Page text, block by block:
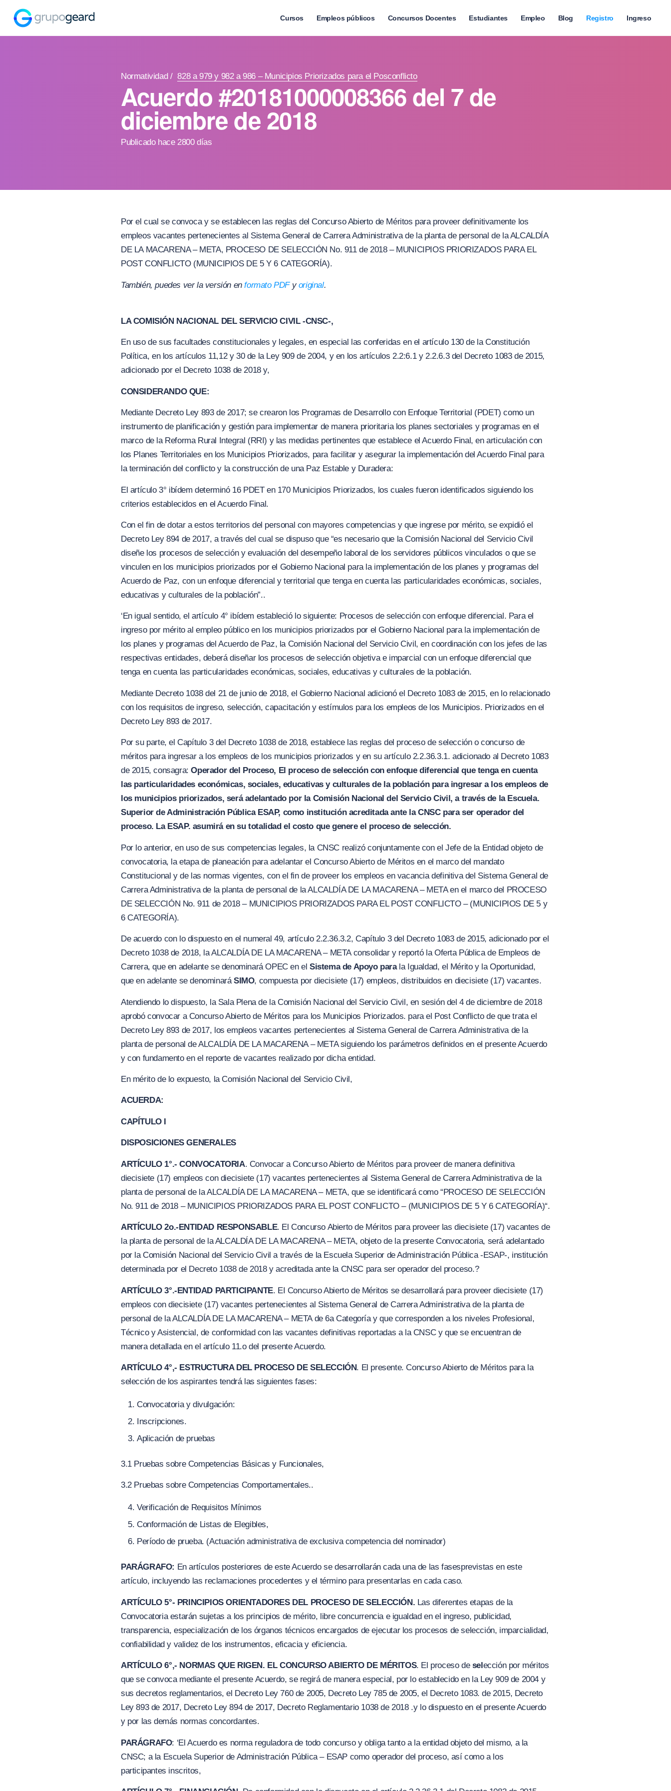
Cursos Empleos públicos Concursos Docentes Estudiantes Empleo Blog Registro Ingreso
Normatividad / 828 a 979 y 982 a 986 – Municipios Priorizados para el Posconflicto
Acuerdo #20181000008366 del 7 de
diciembre de 2018
Publicado hace 2800 días
Por el cual se convoca y se establecen las reglas del Concurso Abierto de Méritos para proveer definitivamente los
empleos vacantes pertenecientes al Sistema General de Carrera Administrativa de la planta de personal de la ALCALDÍA
DE LA MACARENA – META, PROCESO DE SELECCIÓN No. 911 de 2018 – MUNICIPIOS PRIORIZADOS PARA EL
POST CONFLICTO (MUNICIPIOS DE 5 Y 6 CATEGORÍA).
También, puedes ver la versión enformato PDFyoriginal.
LA COMISIÓN NACIONAL DEL SERVICIO CIVIL -CNSC-,
En uso de sus facultades constitucionales y legales, en especial las conferidas en el artículo 130 de la Constitución
Política, en los artículos 11,12 y 30 de la Ley 909 de 2004, y en los artículos 2.2:6.1 y 2.2.6.3 del Decreto 1083 de 2015,
adicionado por el Decreto 1038 de 2018 y,
CONSIDERANDO QUE:
Mediante Decreto Ley 893 de 2017; se crearon los Programas de Desarrollo con Enfoque Territorial (PDET) como un
instrumento de planificación y gestión para implementar de manera prioritaria los planes sectoriales y programas en el
marco de la Reforma Rural Integral (RRI) y las medidas pertinentes que establece el Acuerdo Final, en articulación con
los Planes Territoriales en los Municipios Priorizados, para facilitar y asegurar la implementación del Acuerdo Final para
la terminación del conflicto y la construcción de una Paz Estable y Duradera:
El artículo 3° ibídem determinó 16 PDET en 170 Municipios Priorizados, los cuales fueron identificados siguiendo los
criterios establecidos en el Acuerdo Final.
Con el fin de dotar a estos territorios del personal con mayores competencias y que ingrese por mérito, se expidió el
Decreto Ley 894 de 2017, a través del cual se dispuso que “es necesario que la Comisión Nacional del Servicio Civil
diseñe los procesos de selección y evaluación del desempeño laboral de los servidores públicos vinculados o quese
vinculen en los municipios priorizados por el Gobierno Nacional para la implementación de los planes y programas del
Acuerdo de Paz, con un enfoque diferencial y territorial que tenga en cuenta las particularidades económicas, sociales,
educativas y culturales de la población”..
‘En igual sentido, el artículo 4° ibídem estableció lo siguiente: Procesos de selección con enfoque diferencial. Para el
ingreso por mérito al empleo público en los municipios priorizados por el Gobierno Nacional para la implementación de
los planes y programas del Acuerdo de Paz, la Comisión Nacional del Servicio Civil, en coordinación con los jefes de las
respectivas entidades, deberá diseñar los procesos de selección objetiva e imparcial con un enfoque diferencial que
tenga en cuenta las particularidades económicas, sociales, educativas y culturales de la población.
Mediante Decreto 1038 del 21 de junio de 2018, el Gobierno Nacional adicionó el Decreto 1083 de 2015, en lo relacionado
con los requisitos de ingreso, selección, capacitación y estímulos para los empleos de los Municipios. Priorizados en el
Decreto Ley 893 de 2017.
Por su parte, el Capítulo 3 del Decreto 1038 de 2018, establece las reglas del proceso de selección o concurso de
méritos para ingresar a los empleos de los municipios priorizados y en su artículo 2.2.36.3.1. adicionado al Decreto 1083
de 2015, consagra:Operador del Proceso, El proceso de sel ección con enfoque diferencial que tenga en cuenta
las particularidades económicas, sociales, educativasy culturales de la población para ingresar a los empleos de
los municipios priorizados, será adelantado por la Comisión Nacional del Servicio Civil, a través de la Escuela.
Superior de Administración Pública ESAP, como institución acreditada ante la CNSC para ser operador del
proceso. La ESAP. asumirá en su totalidad el costo que genere el proceso de selección.
Por lo anterior, en uso de sus competencias legales, la CNSC realizó conjuntamente con el Jefe de la Entidad objeto de
convocatoria, la etapa de planeación para adelantar el ConcursoAbierto de Méritos en el marco del mandato
Constitucional y de las normas vigentes, con el fin de proveer los empleos en vacancia definitiva del Sistema General de
Carrera Administrativa de la planta de personal de la ALCALDÍA DE LA MACARENA – META en el marco del PROCESO
DE SELECCIÓN No. 911 de 2018 – MUNICIPIOS PRIORIZADOS PARA EL POST CONFLICTO – (MUNICIPIOS DE 5 y
6CATEGORÍA).
De acuerdo con lo dispuesto en el numeral 49, artículo 2.2.36.3.2, Capítulo 3 del Decreto 1083 de 2015, adicionado por el
Decreto 1038 de 2018, la ALCALDÍA DE LA MACARENA – META consolidar y reportó la Oferta Pública de Empleos de
Carrera, que en adelante se denominará OPEC en elSistema de Apoyo para la Igualdad, el Mérito y la Oportunidad,
que en adelante se denominaráSIMO, compuesta por diecisiete (17) empleos, distribuidos en diecisiete (17) vacantes.
Atendiendo lo dispuesto, la Sala Plena de la Comisión Nacional del Servicio Civil, en sesión del 4 de diciembre de 2018
aprobó convocar a Concurso Abierto de Méritos para los Municipios Priorizados. para el Post Conflicto de que trata el
Decreto Ley 893 de 2017, los empleos vacantes pertenecientes al Sistema General de Carrera Administrativa de la
planta de personal de ALCALDÍA DE LA MACARENA – META siguiendo los parámetros definidos en el presente Acuerdo
y con fundamento en el reporte de vacantes realizado por dicha entidad.
En mérito de lo expuesto, la Comisión Nacional del Servicio Civil,
ACUERDA:
CAPÍTULO I
DISPOSICIONES GENERALES
ARTÍCULO 1°.- CONVOCATORIA. Convocar a Concurso Abierto de Méritos para proveer de manera definitiva
diecisiete (17) empleos con diecisiete (17) vacantes pertenecientes al Sistema General de Carrera Administrativa de la
planta de personal de la ALCALDÍA DE LA MACARENA – META, que se identificará como“PROCESO DE SELECCIÓN
No. 911 de 2018 – MUNICIPIOS PRIORIZADOS PARA EL POST CONFLICTO – (MUNICIPIOS DE 5 Y 6CATEGORÍA)“.
ARTÍCULO 2o.- ENTIDAD RESPONSABLE. El Concurso Abierto de Méritos para proveer las diecisiete (17) vacantes de
la planta de personal de la ALCALDÍA DE LA MACARENA – META, objeto de la presente Convocatoria, será adelantado
por la Comisión Nacional del Servicio Civil a través de la Escuela Superior de Administración Pública -ESAP-, institución
determinada por el Decreto 1038 de 2018 y acreditada ante la CNSC para ser operador del proceso.?
ARTÍCULO 3°.-ENTIDAD PARTICIPANTE. EI Concurso Abierto de Méritos se desarrollará para proveer diecisiete (17)
empleos con diecisiete (17) vacantes pertenecientes al Sistema General de Carrera Administrativa de la planta de
personal de la ALCALDÍA DE LA MACARENA – META de 6a Categoría y que corresponden a los niveles Profesional,
Técnico y Asistencial, de conformidad con las vacantes definitivas reportadas a la CNSC y que se encuentran de
manera detallada en el artículo 11.o del presente Acuerdo.
ARTÍCULO 4°,- ESTRUCTURA DEL PROCESO DE SELECCIÓN. El presente. Concurso Abierto de Méritos para la
selección de los aspirantes tendrá las siguientes fases:
Convocatoria y divulgación:
Inscripciones.
Aplicación de pruebas
3.1 Pruebas sobre Competencias Básicas y Funcionales,
3.2 Pruebas sobre Competencias Comportamentales..
Verificación de Requisitos Mínimos
Conformación de Listas de Elegibles,
Período de prueba. (Actuación administrativa de exclusiva competencia del nominador)
PARÁGRAFO: En artículos posteriores de este Acuerdo se desarrollarán cada una de las fasesprevistas en este
artículo, incluyendo las reclamaciones procedentes y el término para presentarlas en cada caso.
ARTÍCULO 5°- PRINCIPIOS ORIENTADORES DEL PROCESO DE SELECCIÓN. Las diferentes etapas de la
Convocatoria estarán sujetas a los principios de mérito, libre concurrencia e igualdad en el ingreso, publicidad,
transparencia, especialización de los órganos técnicos encargados de ejecutar los procesos de selección, imparcialidad,
confiabilidad y validez de los instrumentos, eficacia y eficiencia.
ARTÍCULO 6°,- NORMAS QUE RIGEN. EL CONCURSO ABIERTO DE MÉRITOS. El proceso de sel ección por méritos
que se convoca mediante el presente Acuerdo, se regirá de manera especial, por lo establecido en la Ley 909 de 2004 y
sus decretos reglamentarios, el Decreto Ley 760 de 2005, Decreto Ley 785 de 2005, el Decreto 1083. de 2015, Decreto
Ley 893 de 2017, Decreto Ley 894 de 2017, Decreto Reglamentario 1038 de 2018 .y lo dispuesto en el presente Acuerdo
y por las demás normas concordantes.
PARÁGRAFO: ‘El Acuerdo es norma reguladora de todo concurso y obliga tanto a la entidad objeto del mismo, a la
CNSC; a la Escuela Superior de Administración Pública – ESAP como operador del proceso, así como a los
participantes inscritos,